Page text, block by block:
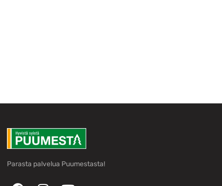
Parasta palvelua Puumestasta!